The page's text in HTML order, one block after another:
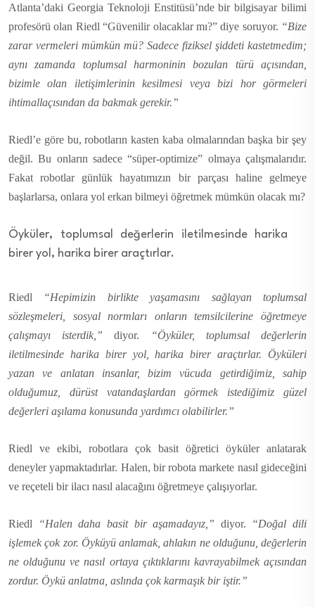
Atlanta’daki Georgia Teknoloji Enstitüsü’nde bir bilgisayar bilimi
profesörü olan Riedl “Güvenilir olacaklar mı?” diye soruyor. “Bize
zarar vermeleri mümkün mü? Sadece fiziksel şiddeti kastetmedim;
aynı zamanda toplumsal harmoninin bozulan türü açısından,
bizimle olan iletişimlerinin kesilmesi veya bizi hor görmeleri
ihtimallaçısından da bakmak gerekir.”
Riedl’e göre bu, robotların kasten kaba olmalarından başka bir şey
değil. Bu onların sadece “süper-optimize” olmaya çalışmalarıdır.
Fakat robotlar günlük hayatımızın bir parçası haline gelmeye
başlarlarsa, onlara yol erkan bilmeyi öğretmek mümkün olacak mı?
Öyküler, toplumsal değerlerin iletilmesinde harika
birer yol, harika birer araçtırlar.
Riedl “Hepimizin birlikte yaşamasını sağlayan toplumsal
sözleşmeleri, sosyal normları onların temsilcilerine öğretmeye
çalışmayı isterdik,” diyor.
“Öyküler, toplumsal değerlerin
iletilmesinde harika birer yol, harika birer araçtırlar. Öyküleri
yazan ve anlatan insanlar, bizim vücuda getirdiğimiz, sahip
olduğumuz, dürüst vatandaşlardan görmek istediğimiz güzel
değerleri aşılama konusunda yardımcı olabilirler.”
Riedl ve ekibi, robotlara çok basit öğretici öyküler anlatarak
deneyler yapmaktadırlar. Halen, bir robota markete nasıl gideceğini
ve reçeteli bir ilacı nasıl alacağını öğretmeye çalışıyorlar.
Riedl “Halen daha basit bir aşamadayız,” diyor. “Doğal dili
işlemek çok zor. Öyküyü anlamak, ahlakın ne olduğunu, değerlerin
ne olduğunu ve nasıl ortaya çıktıklarını kavrayabilmek açısından
zordur. Öykü anlatma, aslında çok karmaşık bir iştir.”